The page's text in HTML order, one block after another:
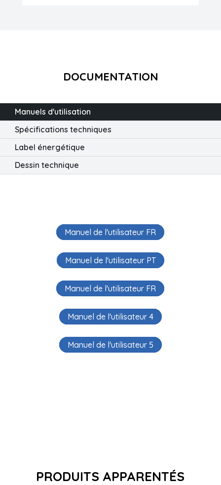
DOCUMENTATION
Manuels d'utilisation
Spécifications techniques
Label énergétique
Dessin technique
Manuel de l'utilisateur FR
Manuel de l'utilisateur PT
Manuel de l'utilisateur FR
Manuel de l'utilisateur 4
Manuel de l'utilisateur 5
PRODUITS APPARENTÉS